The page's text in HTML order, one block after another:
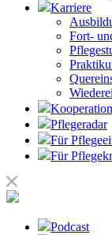
Karriere
Fort-
Pflegeradar
Für
Für
Podcast